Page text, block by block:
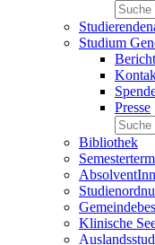
Studium
Presse
Bibliothek
Klinische